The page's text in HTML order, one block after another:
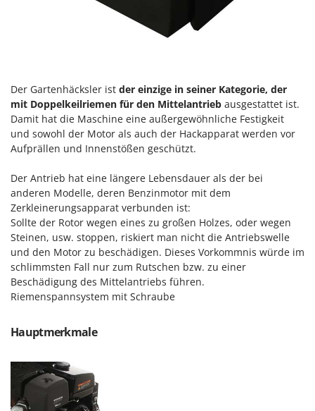
Santos
Sbaraglia
Schnitzer
Shark
Shindaiwa
Silky
Simatech
Sirman
Skil
Smeg
Solidur
Spice Electronics
Der Gartenhäcksler ist der einzige in seiner Kategorie, der
mit Doppelkeilriemen für den Mittelantrieb ausgestattet ist.
Damit hat die Maschine eine außergewöhnliche Festigkeit
und sowohl der Motor als auch der Hackapparat werden vor
Aufprällen und Innenstößen geschützt.
Der Antrieb hat eine längere Lebensdauer als der bei
anderen Modelle, deren Benzinmotor mit dem
Zerkleinerungsapparat verbunden ist:
Sollte der Rotor wegen eines zu großen Holzes, oder wegen
Steinen, usw. stoppen, riskiert man nicht die Antriebswelle
und den Motor zu beschädigen. Dieses Vorkommnis würde im
schlimmsten Fall nur zum Rutschen bzw. zu einer
Beschädigung des Mittelantriebs führen.
Riemenspannsystem mit Schraube
Hauptmerkmale